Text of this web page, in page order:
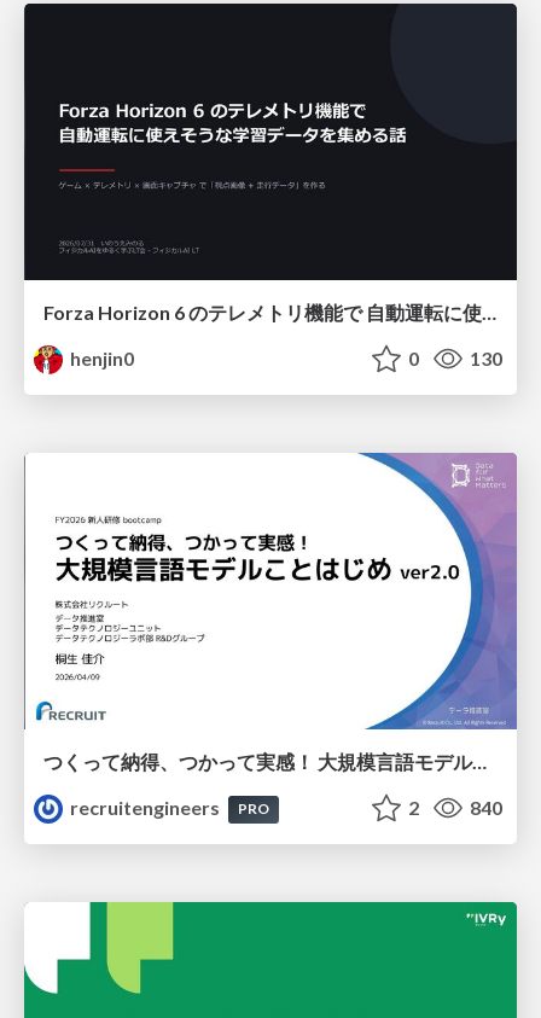
Forza Horizon 6 のテレメトリ機能で 自動運転に使えそうな学習データを集める話
henjin0
0 130
つくって納得、つかって実感！ 大規模言語モデルことはじめ ver2.0
recruitengineers
PRO 2 840